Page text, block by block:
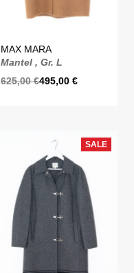
MAX MARA
Mantel , Gr. L
625,00€495,00€
SALE